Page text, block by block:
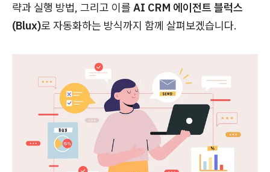
략과 실행 방법, 그리고 이를 AI CRM 에이전트 블럭스
(Blux)로 자동화하는 방식까지 함께 살펴보겠습니다.